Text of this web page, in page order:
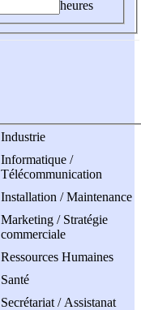
heures
Industrie
Informatique /
Télécommunication
Installation / Maintenance
Marketing / Stratégie
commerciale
Ressources Humaines
Santé
Secrétariat / Assistanat